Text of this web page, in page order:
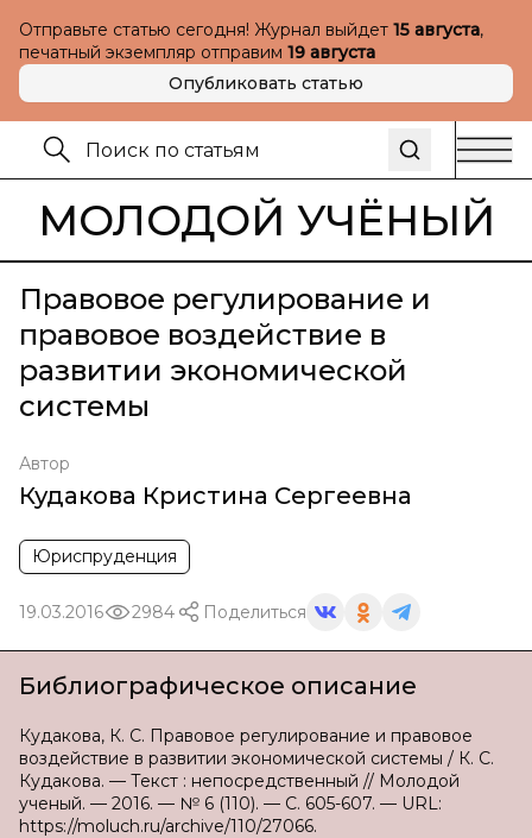
Отправьте статью сегодня! Журнал выйдет 15 августа,
печатный экземпляр отправим 19 августа
Опубликовать статью
МОЛОДОЙ УЧЁНЫЙ
Правовое регулирование и
правовое воздействие в
развитии экономической
системы
Автор
Кудакова Кристина Сергеевна
Юриспруденция
19.03.2016 2984 Поделиться
Библиографическое описание
Кудакова, К. С. Правовое регулирование и правовое
воздействие в развитии экономической системы / К. С.
Кудакова. — Текст : непосредственный // Молодой
ученый. — 2016. — № 6 (110). — С. 605-607. — URL:
https://moluch.ru/archive/110/27066.